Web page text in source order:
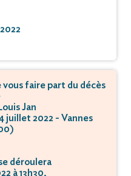
vous faire part du décès
Jan
juillet 2022 - Vannes
déroulera
à 13h30,